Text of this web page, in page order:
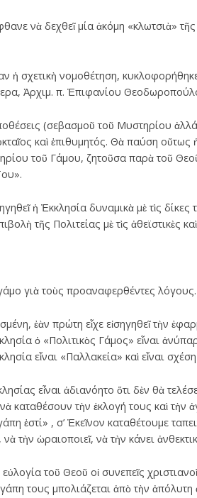
νὰ δεχθεῖ μία ἀκόμη «κλωτσιὰ»
ἡ σχετικὴ νομοθέτηση,
Ἀρχιμ. π. Ἐπιφανίου
(σεβασμοῦ τοῦ Μυστηρίου
καὶ ἐπιθυμητός. Θὰ παύση
τοῦ Γάμου, ζητοῦσα παρὰ τοῦ
ἡ Ἐκκλησία δυναμικὰ μὲ τὶς δίκες
τῆς Πολιτείας μὲ τὶς ἀθεϊστικὲς
γιὰ τοὺς προαναφερθέντες λόγους.
ἐὰν πρώτη εἶχε εἰσηγηθεῖ τὴν
ὁ «Πολιτικὸς Γάμος» εἶναι
εἶναι «Παλλακεία» καὶ εἶναι
εἶναι ἀδιανόητο ὅτι δὲν θὰ
νὰ καταθέσουν τὴν ἐκλογή τους καὶ
ἐστί» , σ’ Ἐκεῖνον καταθέτουμε
τὴν ὡραιοποιεῖ, νὰ τὴν κάνει
τοῦ Θεοῦ οἱ συνεπεῖς
τους μπολιάζεται ἀπὸ τὴν